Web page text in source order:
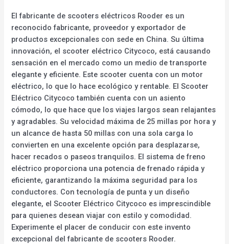
El fabricante de scooters eléctricos Rooder es un
reconocido fabricante, proveedor y exportador de
productos excepcionales con sede en China. Su última
innovación, el scooter eléctrico Citycoco, está causando
sensación en el mercado como un medio de transporte
elegante y eficiente. Este scooter cuenta con un motor
eléctrico, lo que lo hace ecológico y rentable. El Scooter
Eléctrico Citycoco también cuenta con un asiento
cómodo, lo que hace que los viajes largos sean relajantes
y agradables. Su velocidad máxima de 25 millas por hora y
un alcance de hasta 50 millas con una sola carga lo
convierten en una excelente opción para desplazarse,
hacer recados o paseos tranquilos. El sistema de freno
eléctrico proporciona una potencia de frenado rápida y
eficiente, garantizando la máxima seguridad para los
conductores. Con tecnología de punta y un diseño
elegante, el Scooter Eléctrico Citycoco es imprescindible
para quienes desean viajar con estilo y comodidad.
Experimente el placer de conducir con este invento
excepcional del fabricante de scooters Rooder.